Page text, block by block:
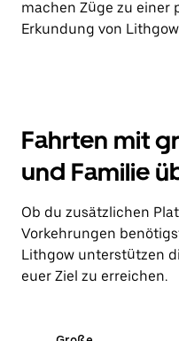
machen Züge zu einer
Erkundung von
Fahrten mit
und Familie
Ob du zusätzlichen
Vorkehrungen
Lithgow unterstützen
euer Ziel zu erreichen.